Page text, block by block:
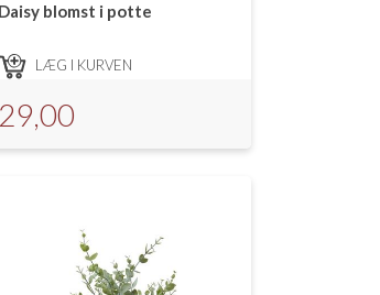
Daisy blomst i potte
LÆG I KURVEN
29,00